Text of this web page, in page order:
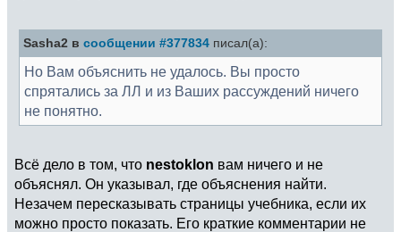
Sasha2 в сообщении #377834 писал(а):
Но Вам объяснить не удалось. Вы просто
спрятались за ЛЛ и из Ваших рассуждений ничего
не понятно.
Всё дело в том, что nestoklon вам ничего и не
объяснял. Он указывал, где объяснения найти.
Незачем пересказывать страницы учебника, если их
можно просто показать. Его краткие комментарии не